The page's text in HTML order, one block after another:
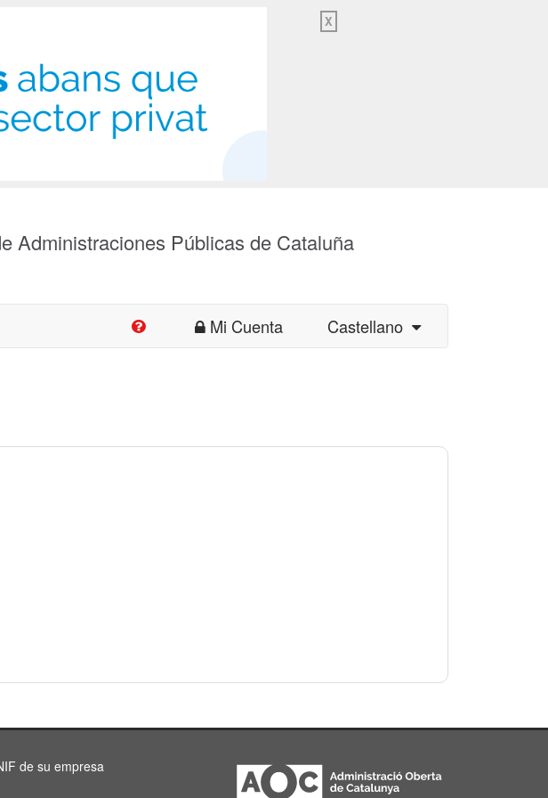
X
Administraciones Públicas de Cataluña
Mi Cuenta Castellano
de su empresa